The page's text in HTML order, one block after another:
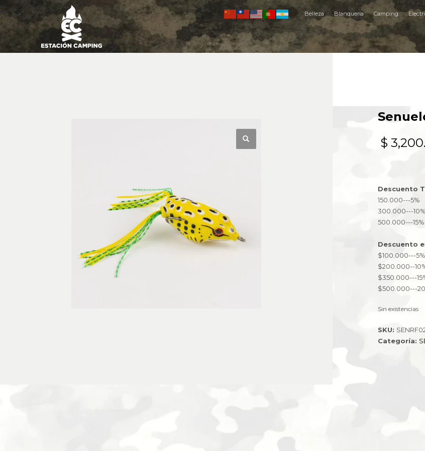
Belleza Blanquería Camping
$
Descuento
150.000---5%
300.000---10%
500.000---15%
Descuento
$100.000---5%
$200.000--
$350.000---
$500.000---
Sin existencias
SKU:
Categoría: